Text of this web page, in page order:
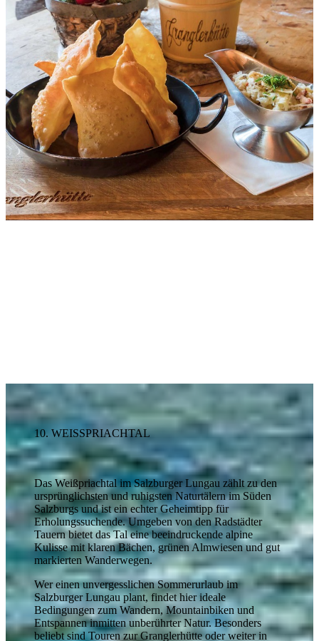
10. WEISSPRIACHTAL
Das Weißpriachtal im Salzburger Lungau zählt zu den
ursprünglichsten und ruhigsten Naturtälern im Süden
Salzburgs und ist ein echter Geheimtipp für
Erholungssuchende. Umgeben von den Radstädter
Tauern bietet das Tal eine beeindruckende alpine
Kulisse mit klaren Bächen, grünen Almwiesen und gut
markierten Wanderwegen.
Wer einen unvergesslichen Sommerurlaub im
Salzburger Lungau plant, findet hier ideale
Bedingungen zum Wandern, Mountainbiken und
Entspannen inmitten unberührter Natur. Besonders
beliebt sind Touren zurGranglerhütteoder weiter in